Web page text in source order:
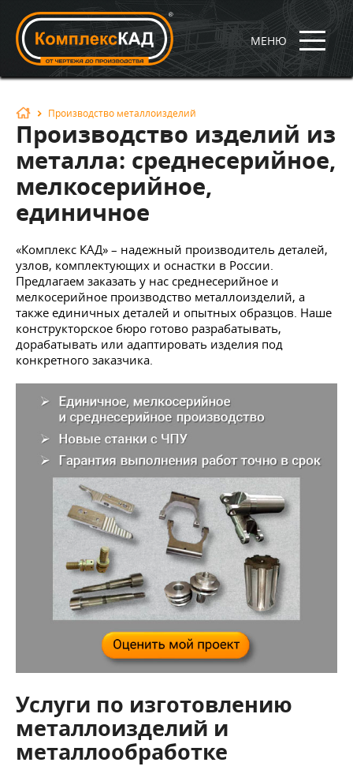
МЕНЮ
Производство металлоизделий
Производство изделий из
металла: среднесерийное,
мелкосерийное,
единичное
«Комплекс КАД» – надежный производитель деталей,
узлов, комплектующих и оснастки в России.
Предлагаем заказать у нас среднесерийное и
мелкосерийное производство металлоизделий, а
также единичных деталей и опытных образцов. Наше
конструкторское бюро готово разрабатывать,
дорабатывать или адаптировать изделия под
конкретного заказчика.
Услуги по изготовлению
металлоизделий и
металлообработке